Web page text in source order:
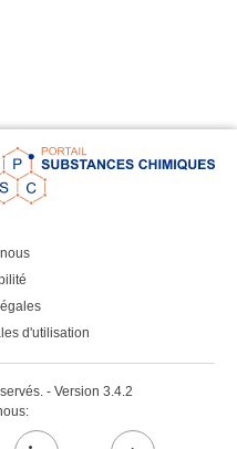
d'utilisation
- Version 3.4.2